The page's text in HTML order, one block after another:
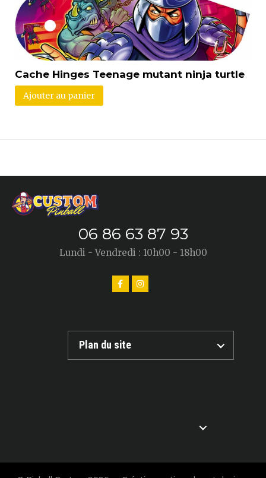
Cache Hinges Teenage mutant ninja turtle
Ajouter au panier
06 86 63 87 93
Lundi - Vendredi : 10h00 - 18h00
Plan du site